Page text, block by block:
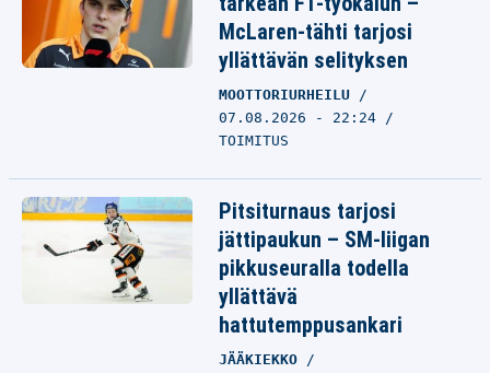
McLaren-tähti tarjosi
yllättävän selityksen
MOOTTORIURHEILU
07.08.2026 - 22:24
TOIMITUS
Pitsiturnaus tarjosi
jättipaukun – SM-liigan
pikkuseuralla todella
yllättävä
hattutemppusankari
JÄÄKIEKKO